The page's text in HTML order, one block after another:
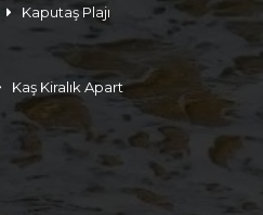
Kaputaş Plajı
Kaş Kiralık Apart